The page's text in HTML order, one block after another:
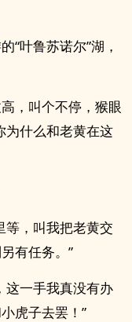
“叶鲁苏诺尔”湖，
，叫个不停，猴眼
为什么和老黄在这
等，叫我把老黄交
有任务。”
这一手我真没有办
虎子去罢！”